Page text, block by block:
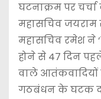
घटनाक्रम पर
महासचिव जयराम
महासचिव रमेश ने
होने से 47 दिन
वाले आतंकवादियों
गठबंधन के घटक